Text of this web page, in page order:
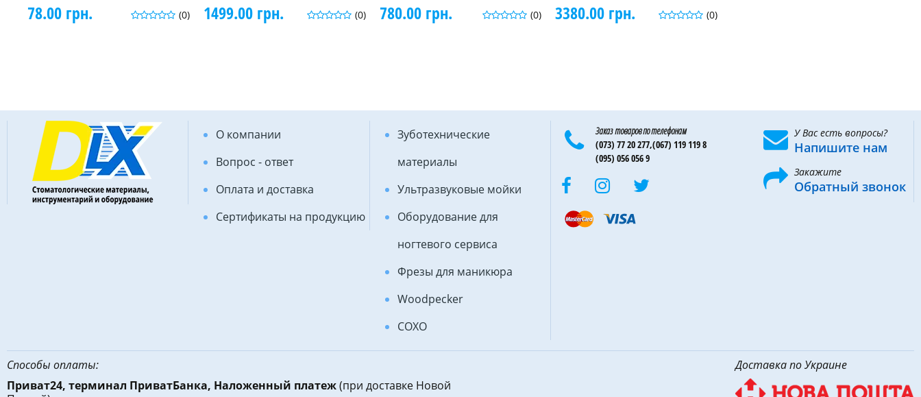
(0)
78.00 грн. (0)
1499.00 грн. (0)
780.00 грн. (0)
3380.00 грн.
О компании
Вопрос - ответ
Оплата и доставка
Сертификаты на продукцию
Зуботехнические
материалы
Ультразвуковые мойки
Оборудование для
ногтевого сервиса
Фрезы для маникюра
Woodpecker
COXO
Заказ товаров по телефонам
(073) 77 20 277,(067) 119 119 8
(095) 056 056 9
У Вас есть вопросы?
Напишите нам
Закажите
Обратный звонок
Способы оплаты:
Приват24, терминал ПриватБанка, Наложенный платеж(при доставке Новой
Доставка по Украине